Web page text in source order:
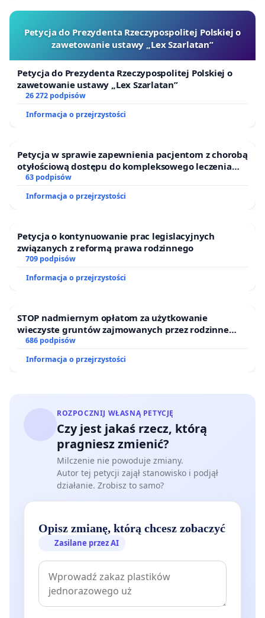
Petycja do Prezydenta Rzeczypospolitej Polskiej o
zawetowanie ustawy „Lex Szarlatan”
Petycja do Prezydenta Rzeczypospolitej Polskiej o
zawetowanie ustawy „Lex Szarlatan”
26 272 podpisów
Informacja o przejrzystości
Petycja w sprawie zapewnienia pacjentom z chorobą
otyłościową dostępu do kompleksowego leczenia
oraz programów profilaktycznych.
63 podpisów
Informacja o przejrzystości
Petycja o kontynuowanie prac legislacyjnych
związanych z reformą prawa rodzinnego
709 podpisów
Informacja o przejrzystości
STOP nadmiernym opłatom za użytkowanie
wieczyste gruntów zajmowanych przez rodzinne
ogrody działkowe.
686 podpisów
Informacja o przejrzystości
ROZPOCZNIJ WŁASNĄ PETYCJĘ
Czy jest jakaś rzecz, którą
pragniesz zmienić?
Milczenie nie powoduje zmiany.
Autor tej petycji zajął stanowisko i podjął
działanie. Zrobisz to samo?
Opisz zmianę, którą chcesz zobaczyć
Zasilane przez AI